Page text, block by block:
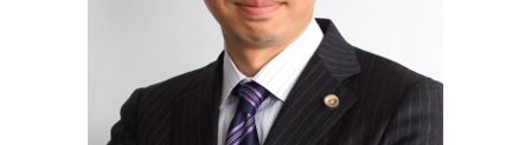
労働問題 セクハラ
スポーツ 法律問題